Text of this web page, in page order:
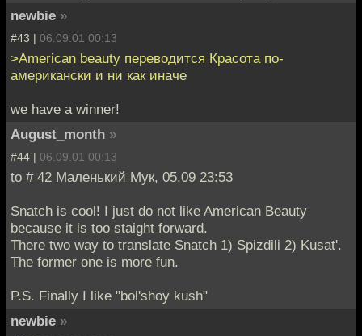
newbie »
#43 | 06.09.01 00:13
>American beauty переводится Красота по-
американски и ни как иначе
we have a winner!
August_month »
#44 | 06.09.01 00:13
to # 42 Маленький Мук, 05.09 23:53
Snatch is cool! I just do not like American Beauty
because it is too staight forward.
There two way to translate Snatch 1) Spizdili 2) Kusat'.
The former one is more fun.
P.S. Finally I like "bol'shoy kush"
newbie »